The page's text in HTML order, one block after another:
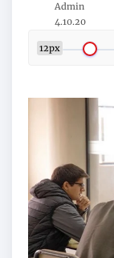
Admin
4.10.20
12px